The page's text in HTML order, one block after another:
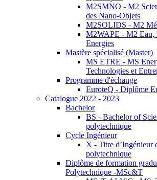
M2SMNO - M2
des Nano-Objets
M2SOLIDS - M2
M2WAPE - M2
Energies
Mastère spécialisé (Master)
MS ETRE - MS
Technologies et
Programme d'échange
EuroteQ - Diplôme
Catalogue 2022 - 2023
Bachelor
BS - Bachelor of
polytechnique
Cycle Ingénieur
X - Titre d’Ingénieur
polytechnique
Diplôme de formation
Polytechnique -MSc&T